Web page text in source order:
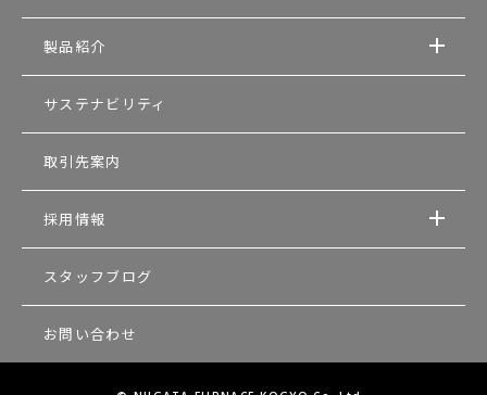
製品紹介
サステナビリティ
取引先案内
採用情報
スタッフブログ
お問い合わせ